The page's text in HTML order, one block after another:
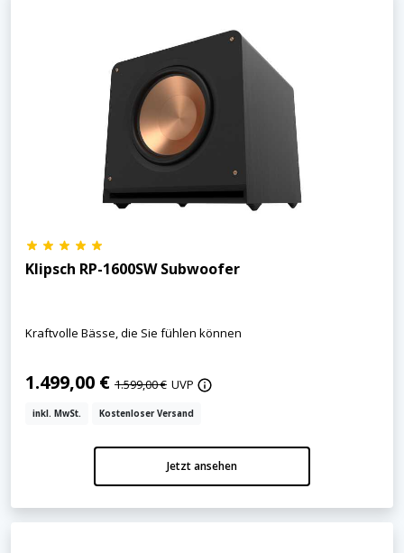
Klipsch RP-1600SW Subwoofer
Kraftvolle Bässe, die Sie fühlen können
1.499,00 € 1.599,00 € UVP
inkl. MwSt. Kostenloser Versand
Jetzt ansehen